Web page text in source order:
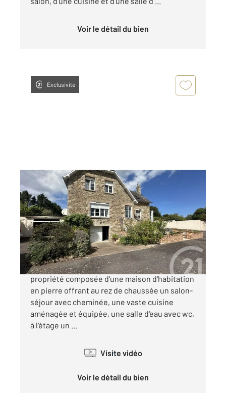
Voir le détail du bien
Exclusivité
ST LUNAIRE 35
156,29 m2, 5 pièces
Ref : 1738
Maison à vendre
699 016 €
Century21 Dufeil Invest vous propose cette
propriété composée d'une maison d'habitation
en pierre offrant au rez de chaussée un salon-
séjour avec cheminée, une vaste cuisine
aménagée et équipée, une salle d'eau avec wc,
à l'étage un ...
Visite vidéo
Voir le détail du bien